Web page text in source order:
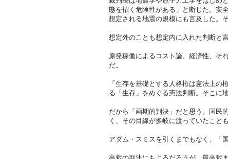
態を招く危険性がある」と断じた。安
想定される地震の規模にも言及した。
想定外のことも想定内に入れた判断と言
原発稼働によるコスト論、経済性、そ
だ。
「生存を基礎とする人格権は憲法上
る「生存」をめぐる憲法判断。そこに
だから「画期的判決」だと思う。国民
く、その目線が多岐に渡っていたこと
アダム・スミスを引くまでもなく、「